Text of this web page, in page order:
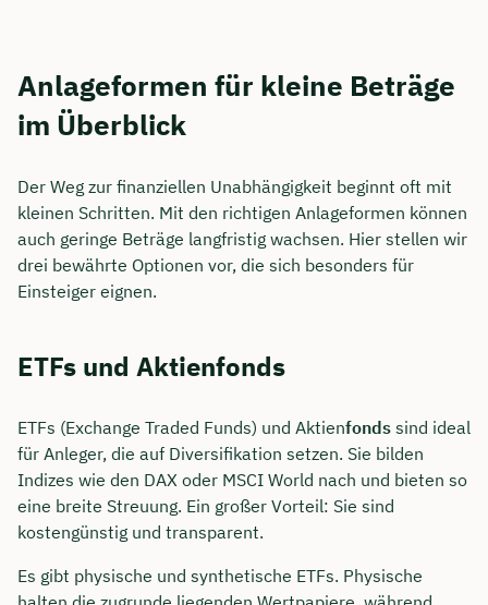
Anlageformen für kleine Beträge
im Überblick
Der Weg zur finanziellen Unabhängigkeit beginnt oft mit
kleinen Schritten. Mit den richtigen Anlageformen können
auch geringe Beträge langfristig wachsen. Hier stellen wir
drei bewährte Optionen vor, die sich besonders für
Einsteiger eignen.
ETFs und Aktienfonds
ETFs (Exchange Traded Funds) und Aktienfonds sind ideal
für Anleger, die auf Diversifikation setzen. Sie bilden
Indizes wie den DAX oder MSCI World nach und bieten so
eine breite Streuung. Ein großer Vorteil: Sie sind
kostengünstig und transparent.
Es gibt physische und synthetische ETFs. Physische